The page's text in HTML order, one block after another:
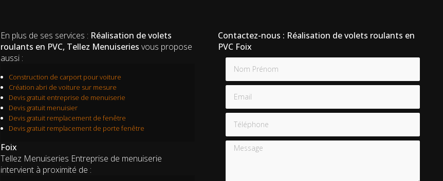
En plus de ses services : Réalisation de volets
roulants en PVC, Tellez Menuiseries vous propose
aussi :
Construction de carport pour voiture
Création abri de voiture sur mesure
Devis gratuit entreprise de menuiserie
Devis gratuit menuisier
Devis gratuit remplacement de fenêtre
Devis gratuit remplacement de porte fenêtre
Foix
Tellez Menuiseries Entreprise de menuiserie
intervient à proximité de :
Contactez-nous : Réalisation de volets roulants en
PVC Foix
Nom Prénom
Email
Téléphone
Message